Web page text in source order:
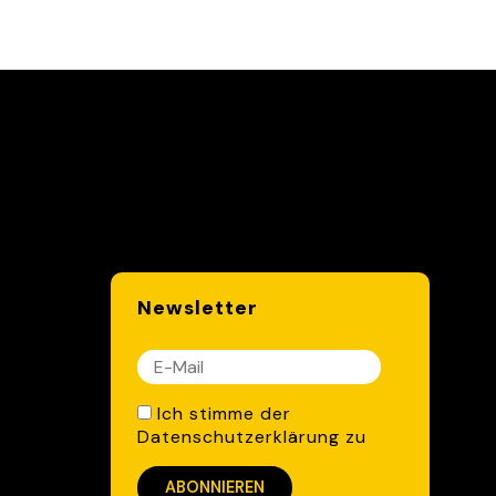
Newsletter
Ich stimme der
Datenschutzerklärung zu